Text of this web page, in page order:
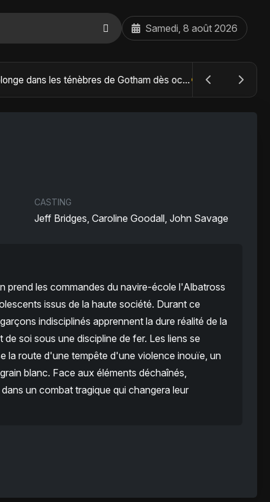
Samedi, 8 août 2026
The Batman : Part II – Robert Pattinson replonge dans les ténèbres de Gotham dès octobre 2027
CASTING
Jeff Bridges, Caroline Goodall, John Savage
prend les commandes du navire-école l'Albatross
issus de la haute société. Durant ce
indisciplinés apprennent la dure réalité de la
soi sous une discipline de fer. Les liens se
la route d'une tempête d'une violence inouïe, un
blanc. Face aux éléments déchaînés,
un combat tragique qui changera leur